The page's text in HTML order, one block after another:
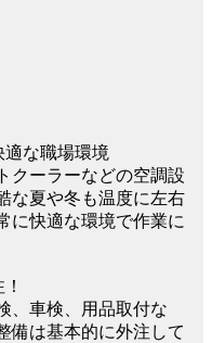
な職場環境
クーラーなどの空調設
な夏や冬も温度に左右
に快適な環境で作業に
、車検、用品取付な
備は基本的に外注して